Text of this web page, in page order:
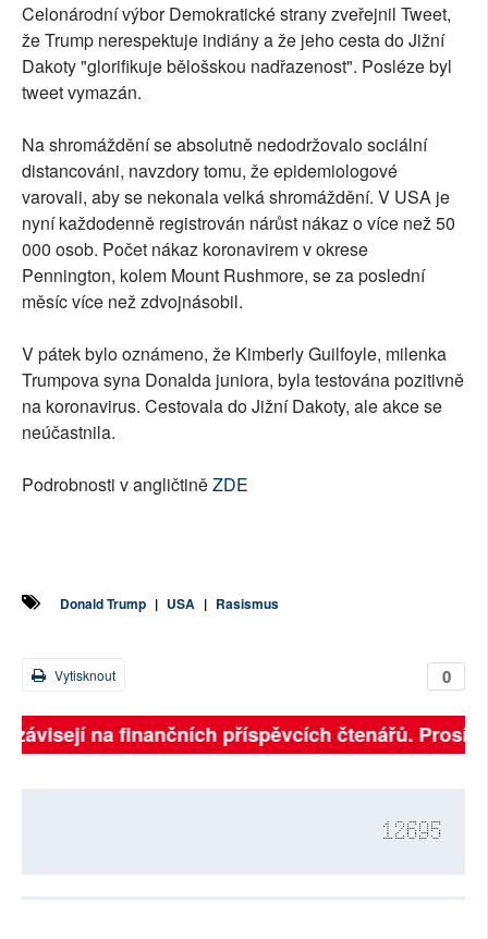
Celonárodní výbor Demokratické strany zveřejnil Tweet,
že Trump nerespektuje indiány a že jeho cesta do Jižní
Dakoty "glorifikuje bělošskou nadřazenost". Posléze byl
tweet vymazán.
Na shromáždění se absolutně nedodržovalo sociální
distancováni, navzdory tomu, že epidemiologové
varovali, aby se nekonala velká shromáždění. V USA je
nyní každodenně registrován nárůst nákaz o více než 50
000 osob. Počet nákaz koronavirem v okrese
Pennington, kolem Mount Rushmore, se za poslední
měsíc více než zdvojnásobil.
V pátek bylo oznámeno, že Kimberly Guilfoyle, milenka
Trumpova syna Donalda juniora, byla testována pozitivně
na koronavirus. Cestovala do Jižní Dakoty, ale akce se
neúčastnila.
Podrobnosti v angličtiněZDE
Donald Trump | USA | Rasismus
0
Vytisknout
na finančních příspěvcích čtenářů.
12695